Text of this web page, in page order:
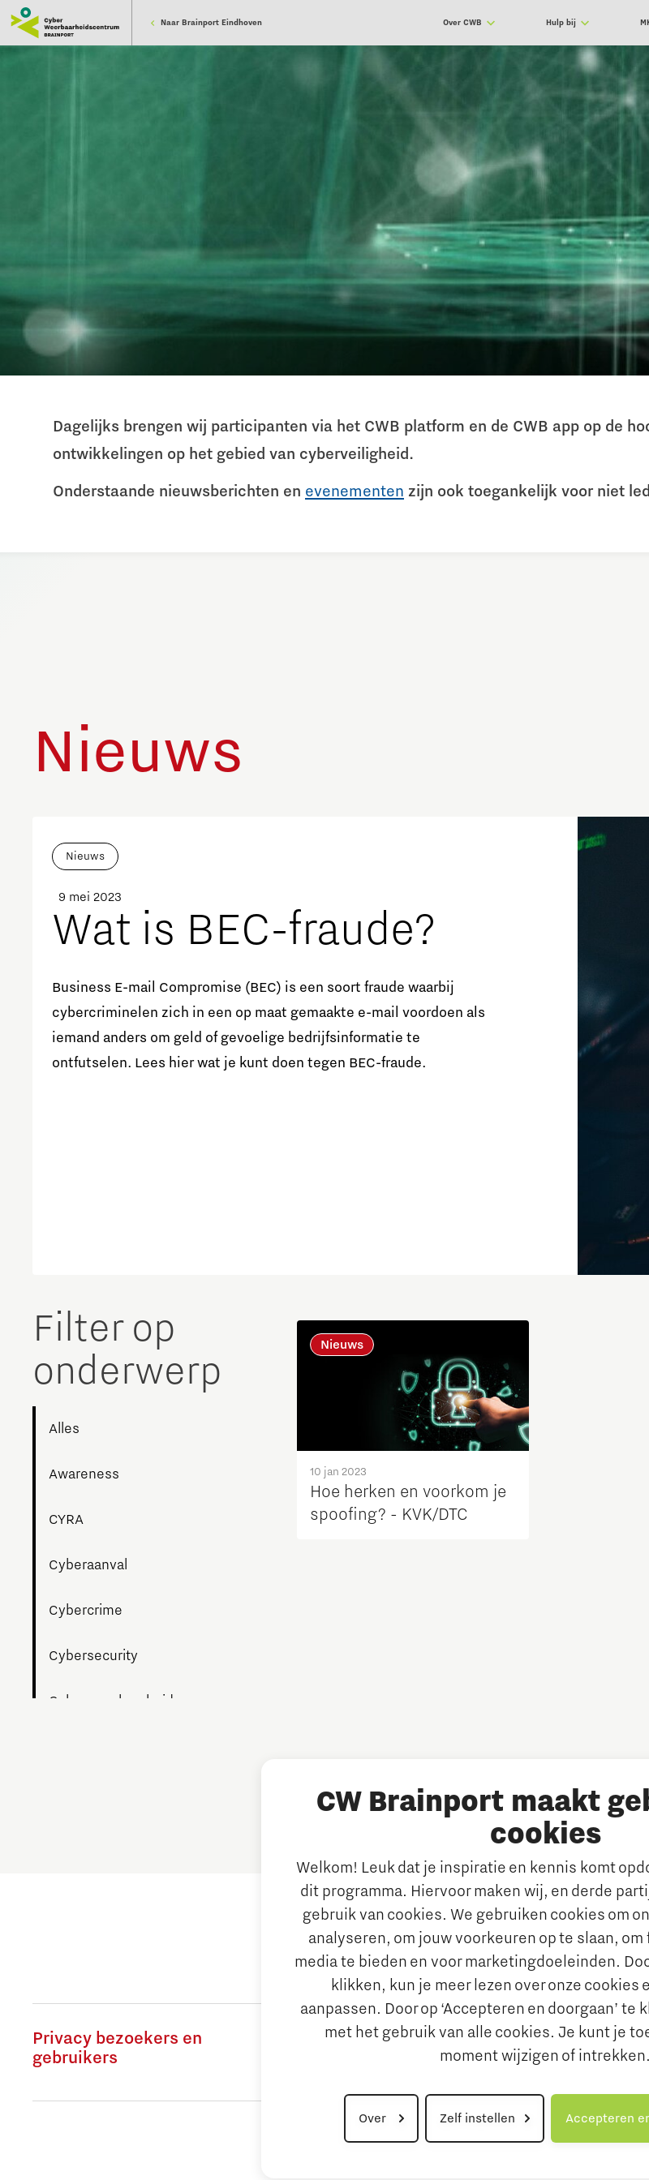
CW Brainport maakt
cookies
Welkom! Leuk dat je inspiratie en kennis komt
dit programma. Hiervoor maken wij, en derde
gebruik van cookies. We gebruiken cookies om
analyseren, om jouw voorkeuren op te slaan,
media te bieden en voor marketingdoeleinden.
klikken, kun je meer lezen over onze cookies
aanpassen. Door op ‘Accepteren en doorgaan’ te
met het gebruik van alle cookies. Je kunt je
moment wijzigen of intrekken.
Over Zelf instellen Accepteren
Naar Brainport Eindhoven Over CWB Hulp bij
Dagelijks brengen wij participanten via het CWB platform en de CWB app op de
ontwikkelingen op het gebied van cyberveiligheid.
Onderstaande nieuwsberichten en evenementen zijn ook toegankelijk voor niet
Nieuws
Nieuws
9 mei 2023
Wat is BEC-fraude?
Business E-mail Compromise (BEC) is een soort fraude waarbij
cybercriminelen zich in een op maat gemaakte e-mail voordoen als
iemand anders om geld of gevoelige bedrijfsinformatie te
ontfutselen. Lees hier wat je kunt doen tegen BEC-fraude.
Filter op
onderwerp
Alles
Awareness
CYRA
Cyberaanval
Cybercrime
Cybersecurity
Cyberweerbaarheid
OT
Nieuws
10 jan 2023
Hoe herken en voorkom je
spoofing? - KVK/DTC
Volg ons
Privacy bezoekers en
gebruikers
Privacy participanten Privacy